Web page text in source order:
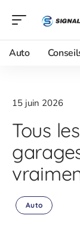
Auto
15 juin 2026
Tous
Auto